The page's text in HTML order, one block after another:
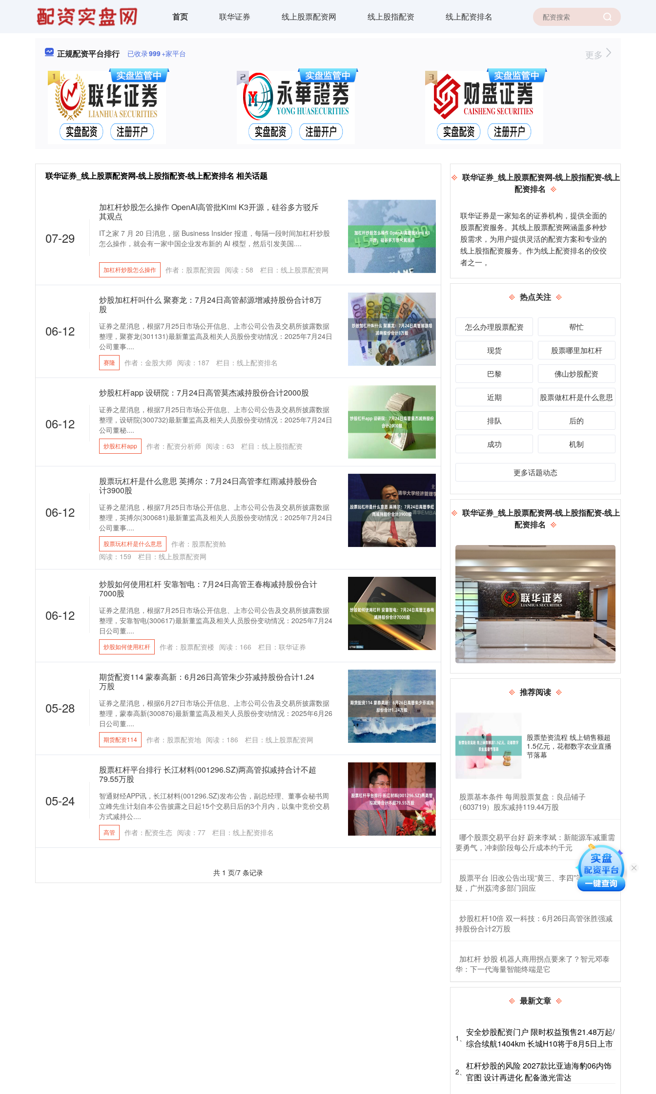
首页 联华证券 线上股票配资网 线上股指配资 线上配资排名
正规配资平台排行 已收录999+家平台 更多
联华证券_线上股票配资网-线上股指配资-线上配资排名 相关话题
07-29
加杠杆炒股怎么操作 OpenAI高管批Kimi K3开源，硅谷多方驳斥
其观点
IT之家 7 月 20 日消息，据 Business Insider 报道，每隔一段时间加杠杆炒股
怎么操作，就会有一家中国企业发布新的 AI 模型，然后引发美国....
加杠杆炒股怎么操作 作者：股票配资园 阅读： 58 栏目： 线上股票配资网
06-12
炒股加杠杆叫什么 聚赛龙：7月24日高管郝源增减持股份合计8万
股
证券之星消息，根据7月25日市场公开信息、上市公司公告及交易所披露数据
整理，聚赛龙(301131)最新董监高及相关人员股份变动情况：2025年7月24日
公司董事....
赛隆 作者：金股大师 阅读： 187 栏目： 线上配资排名
06-12
炒股杠杆app 设研院：7月24日高管莫杰减持股份合计2000股
证券之星消息，根据7月25日市场公开信息、上市公司公告及交易所披露数据
整理，设研院(300732)最新董监高及相关人员股份变动情况：2025年7月24日
公司董秘....
炒股杠杆app 作者：配资分析师 阅读： 63 栏目： 线上股指配资
06-12
股票玩杠杆是什么意思 英搏尔：7月24日高管李红雨减持股份合
计3900股
证券之星消息，根据7月25日市场公开信息、上市公司公告及交易所披露数据
整理，英搏尔(300681)最新董监高及相关人员股份变动情况：2025年7月24日
公司董事....
股票玩杠杆是什么意思
作者：股票配资舱
阅读： 159 栏目： 线上股票配资网
06-12
炒股如何使用杠杆 安靠智电：7月24日高管王春梅减持股份合计
7000股
证券之星消息，根据7月25日市场公开信息、上市公司公告及交易所披露数据
整理，安靠智电(300617)最新董监高及相关人员股份变动情况：2025年7月24
日公司董....
炒股如何使用杠杆 作者：股票配资楼 阅读： 166 栏目： 联华证券
05-28
期货配资114 蒙泰高新：6月26日高管朱少芬减持股份合计1.24
万股
证券之星消息，根据6月27日市场公开信息、上市公司公告及交易所披露数据
整理，蒙泰高新(300876)最新董监高及相关人员股份变动情况：2025年6月26
日公司董....
期货配资114 作者：股票配资地 阅读： 186 栏目： 线上股票配资网
05-24
股票杠杆平台排行 长江材料(001296.SZ)两高管拟减持合计不超
79.55万股
智通财经APP讯，长江材料(001296.SZ)发布公告，副总经理、董事会秘书周
立峰先生计划自本公告披露之日起15个交易日后的3个月内，以集中竞价交易
方式减持公....
高管 作者：配资生态 阅读： 77 栏目： 线上配资排名
共 1 页/7 条记录
联华证券_线上股票配资网-线上股指配资-线上
配资排名
联华证券是一家知名的证券机构，提供全面的
股票配资服务。其线上股票配资网涵盖多种炒
股需求，为用户提供灵活的配资方案和专业的
线上股指配资服务。作为线上配资排名的佼佼
者之一，
热点关注
怎么办理股票配资 帮忙
现货 股票哪里加杠杆
巴黎 佛山炒股配资
近期 股票做杠杆是什么意思
排队 后的
成功 机制
更多话题动态
联华证券_线上股票配资网-线上股指配资-线上
配资排名
推荐阅读
股票垫资流程 线上销售额超
1.5亿元，花都数字农业直播
节落幕
​股票基本条件 每周股票复盘：良品铺子
（603719）股东减持119.44万股
​哪个股票交易平台好 蔚来李斌：新能源车减重需
要勇气，冲刺阶段每公斤成本约千元
​股票平台 旧改公告出现“黄三、李四”等人名被质
疑，广州荔湾多部门回应
​炒股杠杆10倍 双一科技：6月26日高管张胜强减
持股份合计2万股
​加杠杆 炒股 机器人商用拐点要来了？智元邓泰
华：下一代海量智能终端是它
最新文章
1、
安全炒股配资门户 限时权益预售21.48万起/
综合续航1404km 长城H10将于8月5日上市
2、
杠杆炒股的风险 2027款比亚迪海豹06内饰
官图 设计再进化 配备激光雷达